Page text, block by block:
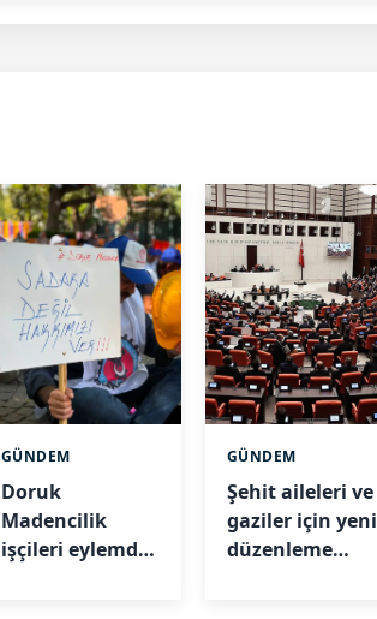
GÜNDEM
Doruk
Madencilik
işçileri eylemde:
GÜNDEM
Şehit aileleri ve
gaziler için yeni
düzenleme